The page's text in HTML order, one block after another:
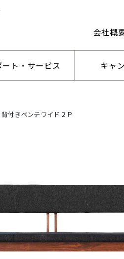
会社概
ート・サービス キャ
付きベンチワイド２Ｐ